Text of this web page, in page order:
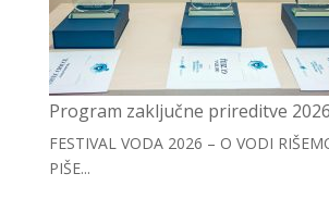
Program zaključne prireditve 2026
FESTIVAL VODA 2026 – O VODI
PIŠE...